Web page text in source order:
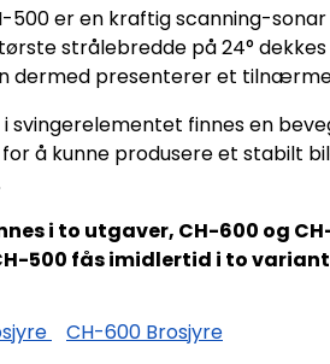
500 er en kraftig scanning-
strålebredde på 24°
dermed presenterer et
svingerelementet finnes en
å kunne produsere et stabilt
i to utgaver, CH-600 og
500 fås imidlertid i to
CH-600 Brosjyre